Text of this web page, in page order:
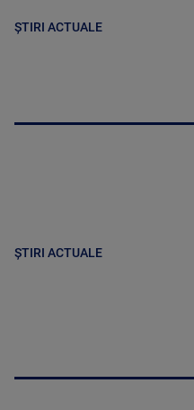
ȘTIRI ACTUALE
ȘTIRI ACTUALE